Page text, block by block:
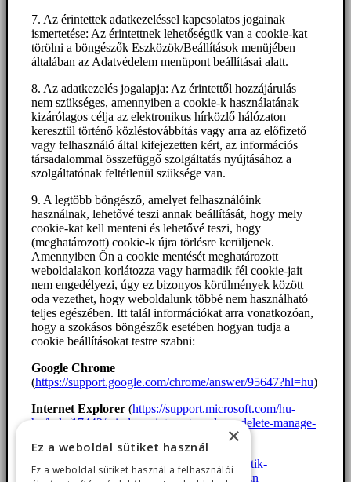
7. Az érintettek adatkezeléssel kapcsolatos jogainak
ismertetése: Az érintettnek lehetőségük van a cookie-kat
törölni a böngészők Eszközök/Beállítások menüjében
általában az Adatvédelem menüpont beállításai alatt.
8. Az adatkezelés jogalapja: Az érintettől hozzájárulás
nem szükséges, amennyiben a cookie-k használatának
kizárólagos célja az elektronikus hírközlő hálózaton
keresztül történő közléstovábbítás vagy arra az előfizető
vagy felhasználó által kifejezetten kért, az információs
társadalommal összefüggő szolgáltatás nyújtásához a
szolgáltatónak feltétlenül szüksége van.
9. A legtöbb böngésző, amelyet felhasználóink
használnak, lehetővé teszi annak beállítását, hogy mely
cookie-kat kell menteni és lehetővé teszi, hogy
(meghatározott) cookie-k újra törlésre kerüljenek.
Amennyiben Ön a cookie mentését meghatározott
weboldalakon korlátozza vagy harmadik fél cookie-jait
nem engedélyezi, úgy ez bizonyos körülmények között
oda vezethet, hogy weboldalunk többé nem használható
teljes egészében. Itt talál információkat arra vonatkozóan,
hogy a szokásos böngészők esetében hogyan tudja a
cookie beállításokat testre szabni:
Google Chrome
(https://support.google.com/chrome/answer/95647?hl=hu)
Internet Explorer (https://support.microsoft.com/hu-
hu/help/17442/windows-internet-explorer-delete-manage-
Firefox
https://support.mozilla.org/hu/kb/sutik-
engedelyezese-es-tiltasa-amit-weboldak-haszn
×
Ez a weboldal sütiket használ
Ez a weboldal sütiket használ a felhasználói